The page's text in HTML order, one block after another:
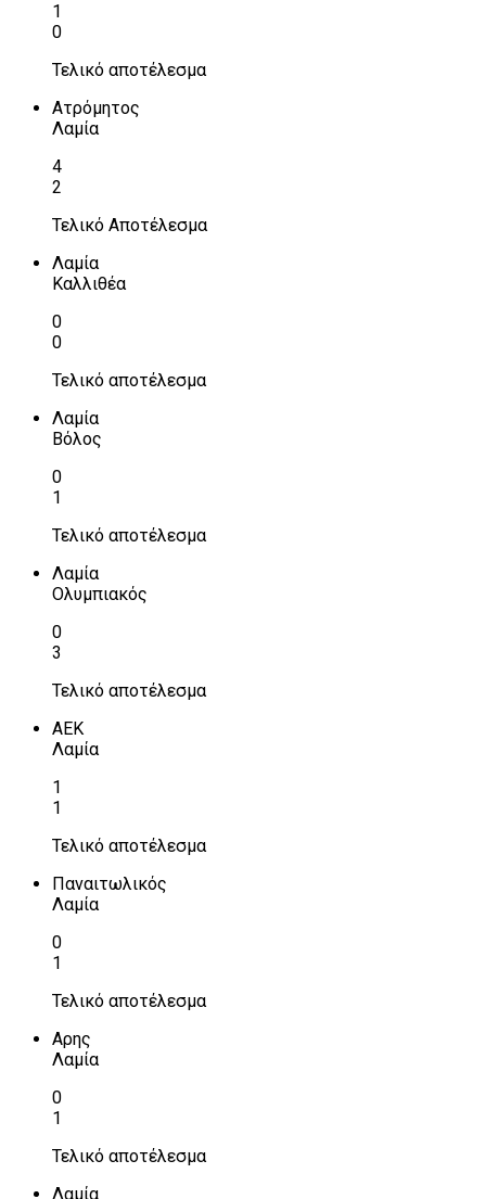
1
0
Τελικό αποτέλεσμα
Ατρόμητος
Λαμία
4
2
Τελικό Αποτέλεσμα
Λαμία
Καλλιθέα
0
0
Τελικό αποτέλεσμα
Λαμία
Βόλος
0
1
Τελικό αποτέλεσμα
Λαμία
Ολυμπιακός
0
3
Τελικό αποτέλεσμα
ΑΕΚ
Λαμία
1
1
Τελικό αποτέλεσμα
Παναιτωλικός
Λαμία
0
1
Τελικό αποτέλεσμα
Αρης
Λαμία
0
1
Τελικό αποτέλεσμα
Λαμία